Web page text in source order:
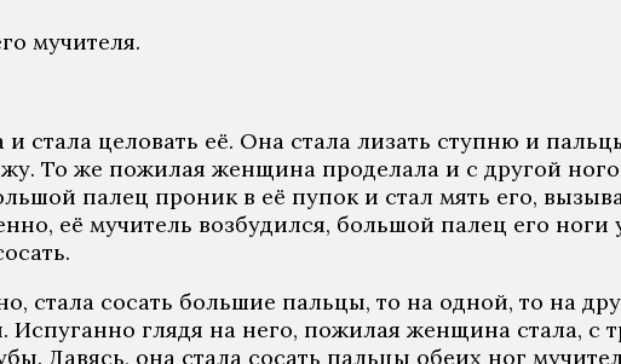
мучителя.
стала целовать её. Она стала лизать ступню и
То же пожилая женщина проделала и с другой
палец проник в её пупок и стал мять его,
её мучитель возбудился, большой палец его ноги
стала сосать большие пальцы, то на одной, то на
глядя на него, пожилая женщина стала, с
Давясь, она стала сосать пальцы обеих ног